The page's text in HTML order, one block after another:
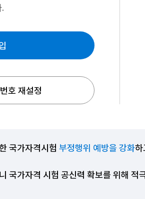
호 재설정
국가자격시험 부정행위 예방을 강화하
국가자격 시험 공신력 확보를 위해 적